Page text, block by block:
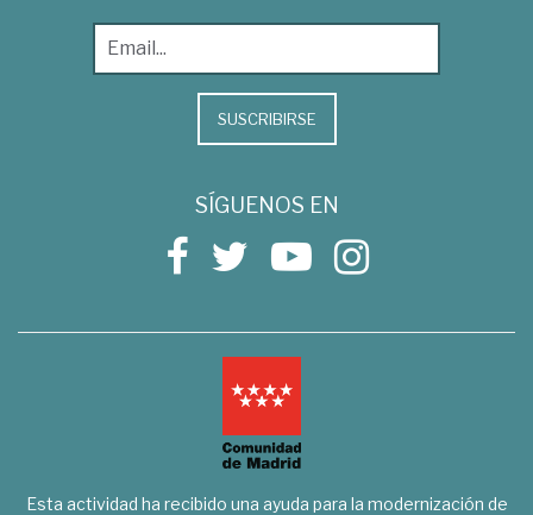
SUSCRIBIRSE
SÍGUENOS EN
Esta actividad ha recibido una ayuda para la modernización de